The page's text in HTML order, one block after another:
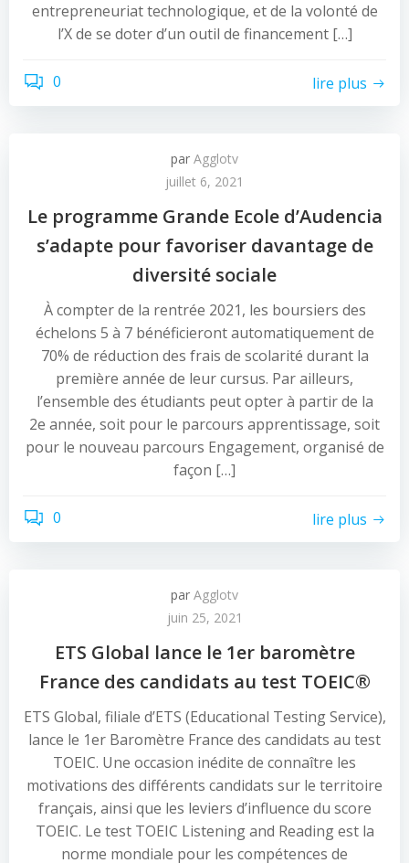
entrepreneuriat technologique, et de la volonté de
l’X de se doter d’un outil de financement […]
0 lire plus
par Agglotv
juillet 6, 2021
Le programme Grande Ecole d’Audencia
s’adapte pour favoriser davantage de
diversité sociale
À compter de la rentrée 2021, les boursiers des
échelons 5 à 7 bénéficieront automatiquement de
70% de réduction des frais de scolarité durant la
première année de leur cursus. Par ailleurs,
l’ensemble des étudiants peut opter à partir de la
2e année, soit pour le parcours apprentissage, soit
pour le nouveau parcours Engagement, organisé de
façon […]
0 lire plus
par Agglotv
juin 25, 2021
ETS Global lance le 1er baromètre
France des candidats au test TOEIC®
ETS Global, filiale d’ETS (Educational Testing Service),
lance le 1er Baromètre France des candidats au test
TOEIC. Une occasion inédite de connaître les
motivations des différents candidats sur le territoire
français, ainsi que les leviers d’influence du score
TOEIC. Le test TOEIC Listening and Reading est la
norme mondiale pour les compétences de